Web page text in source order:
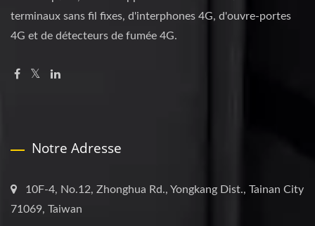
terminaux sans fil fixes, d'interphones 4G, d'ouvre-portes
4G et de détecteurs de fumée 4G.
Notre Adresse
10F-4, No.12, Zhonghua Rd., Yongkang Dist., Tainan City
71069, Taiwan